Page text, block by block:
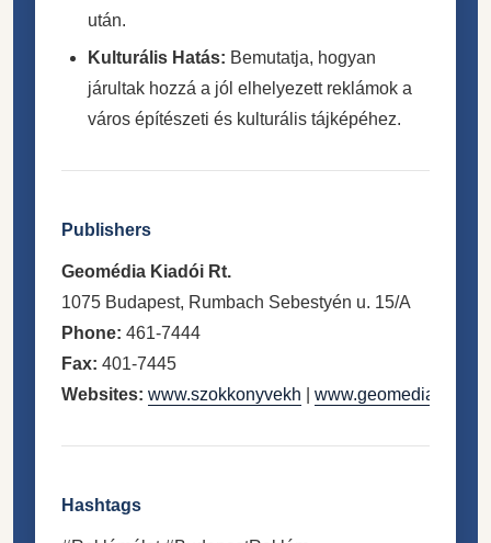
után.
Kulturális Hatás: Bemutatja, hogyan
járultak hozzá a jól elhelyezett reklámok a
város építészeti és kulturális tájképéhez.
Publishers
Geomédia Kiadói Rt.
1075 Budapest, Rumbach Sebestyén u. 15/A
Phone: 461-7444
Fax: 401-7445
Websites: www.szokkonyvekh www.geomedia.tu
Hashtags